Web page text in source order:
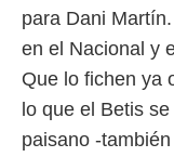
para Dani
en el Nacional y
Que lo fichen ya
lo que el Betis
paisano -